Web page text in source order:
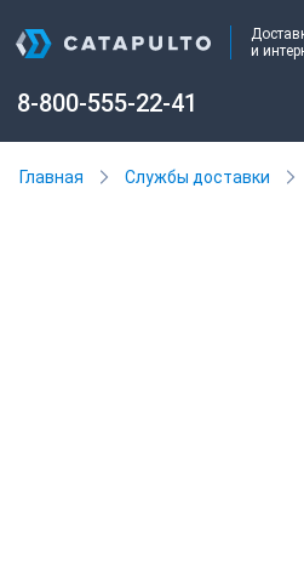
и
8-800-555-22-41
Главная Службы доставки